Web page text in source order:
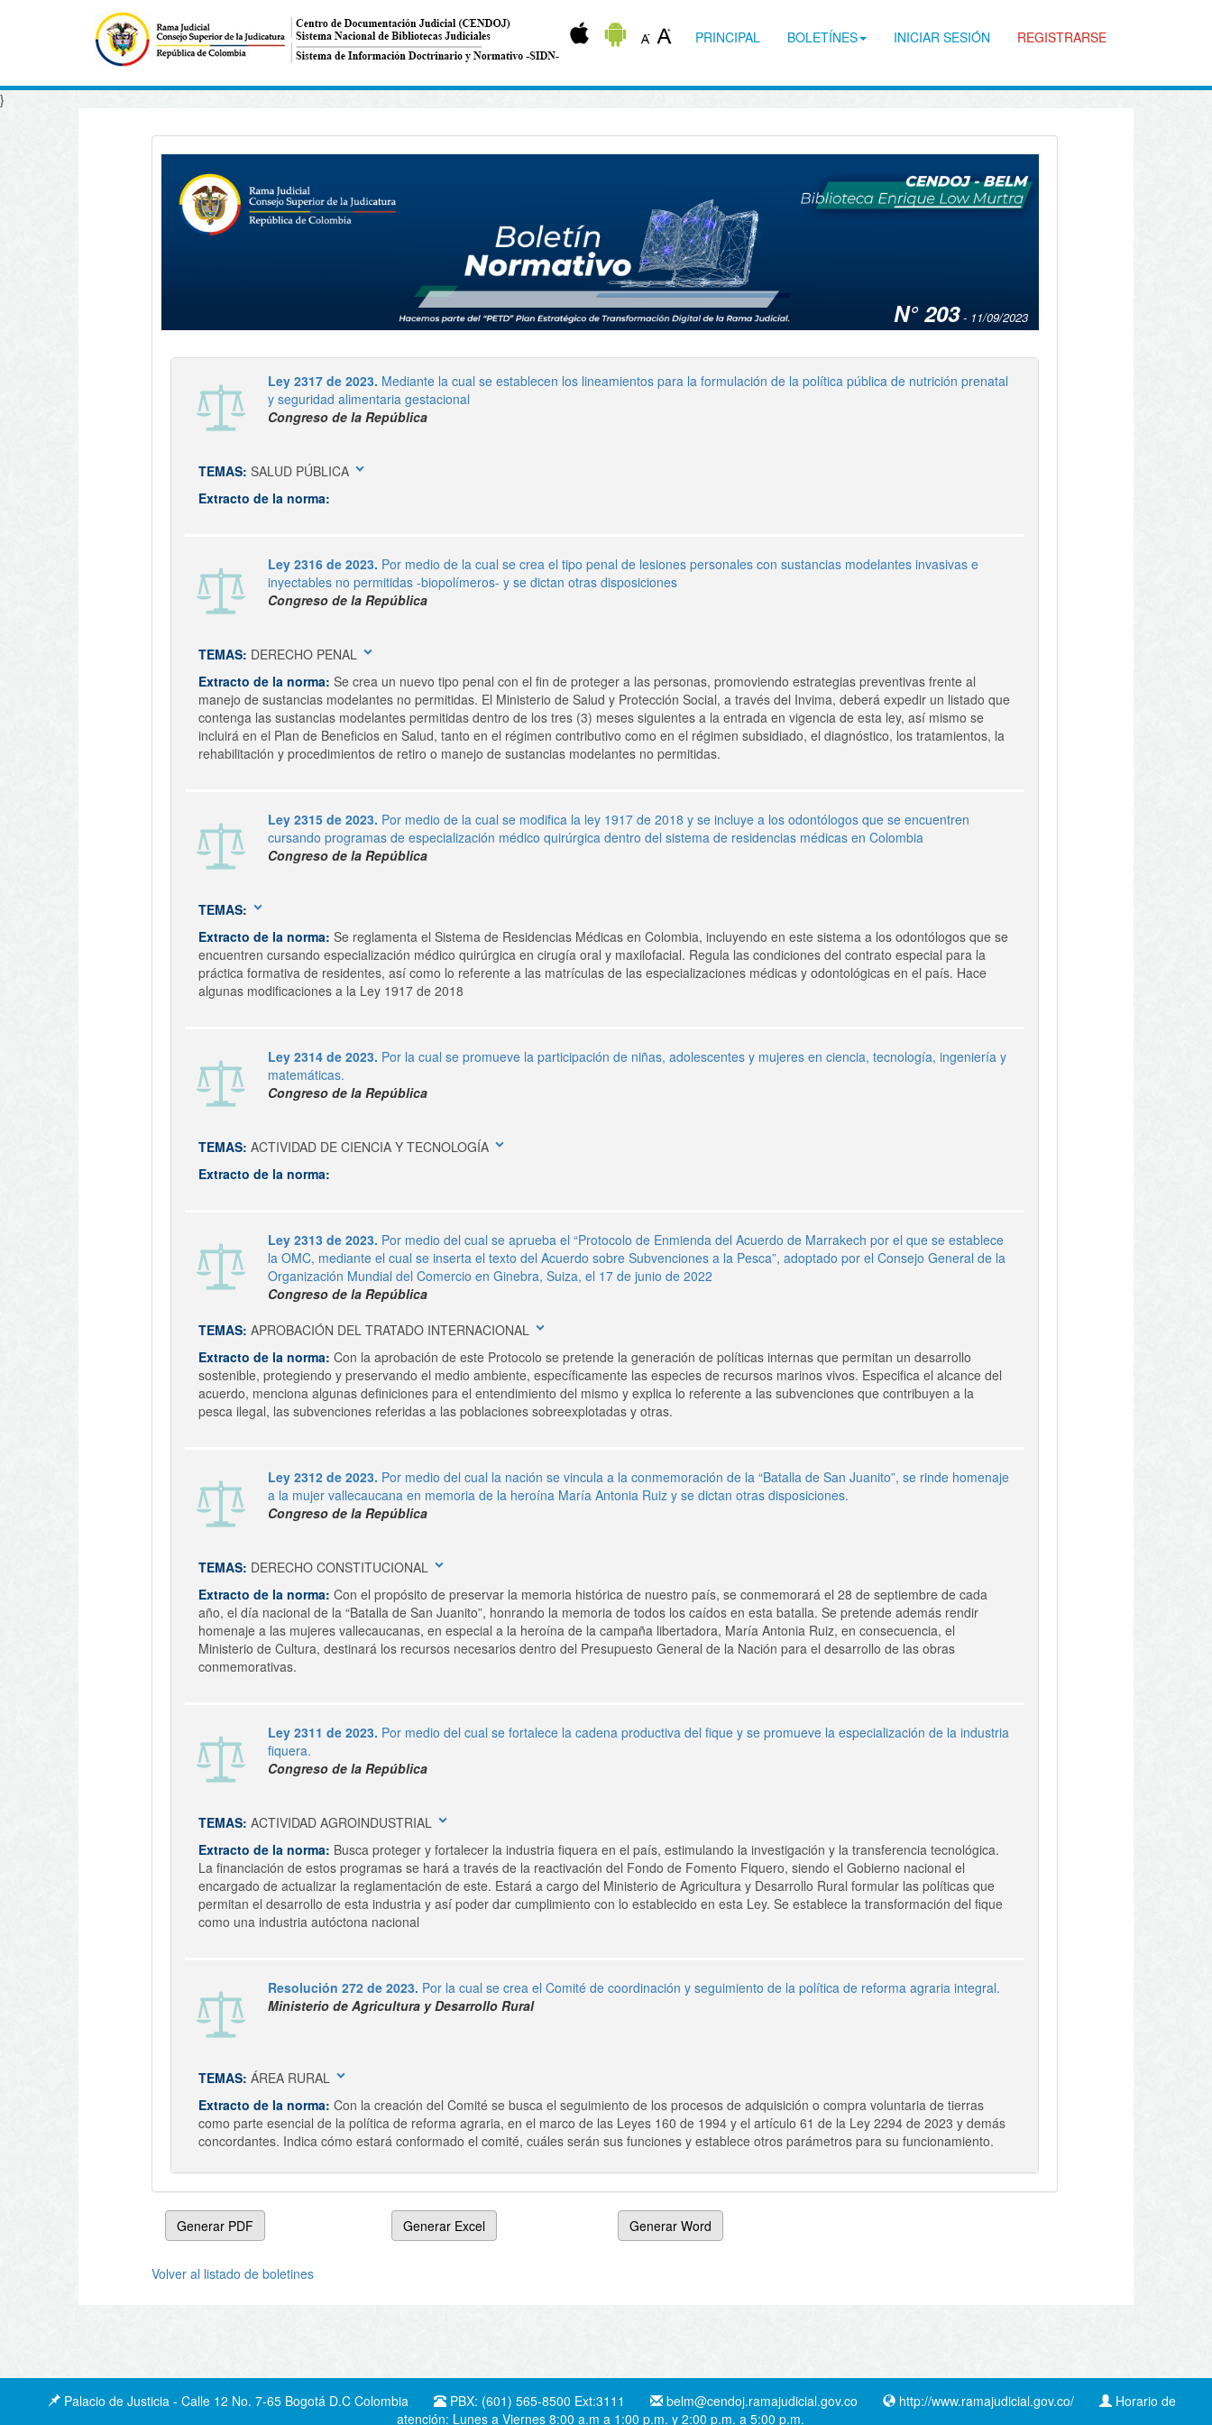
PRINCIPAL BOLETÍNES INICIAR SESIÓN REGISTRARSE
}
N° 203- 11/09/2023
Ley 2317 de 2023. Mediante la cual se establecen los lineamientos para la formulación de la política pública de nutrición prenatal
y seguridad alimentaria gestacional
Congreso de la República
TEMAS: SALUD PÚBLICA expand_more
Extracto de la norma:
Ley 2316 de 2023. Por medio de la cual se crea el tipo penal de lesiones personales con sustancias modelantes invasivas e
inyectables no permitidas -biopolímeros- y se dictan otras disposiciones
Congreso de la República
TEMAS: DERECHO PENAL expand_more
Extracto de la norma: Se crea un nuevo tipo penal con el fin de proteger a las personas, promoviendo estrategias preventivas frente al
manejo de sustancias modelantes no permitidas. El Ministerio de Salud y Protección Social, a través del Invima, deberá expedir un listado que
contenga las sustancias modelantes permitidas dentro de los tres (3) meses siguientes a la entrada en vigencia de esta ley, así mismo se
incluirá en el Plan de Beneficios en Salud, tanto en el régimen contributivo como en el régimen subsidiado, el diagnóstico, los tratamientos, la
rehabilitación y procedimientos de retiro o manejo de sustancias modelantes no permitidas.
Ley 2315 de 2023. Por medio de la cual se modifica la ley 1917 de 2018 y se incluye a los odontólogos que se encuentren
cursando programas de especialización médico quirúrgica dentro del sistema de residencias médicas en Colombia
Congreso de la República
TEMAS: expand_more
Extracto de la norma: Se reglamenta el Sistema de Residencias Médicas en Colombia, incluyendo en este sistema a los odontólogos que se
encuentren cursando especialización médico quirúrgica en cirugía oral y maxilofacial. Regula las condiciones del contrato especial para la
práctica formativa de residentes, así como lo referente a las matrículas de las especializaciones médicas y odontológicas en el país. Hace
algunas modificaciones a la Ley 1917 de 2018
Ley 2314 de 2023. Por la cual se promueve la participación de niñas, adolescentes y mujeres en ciencia, tecnología, ingeniería y
matemáticas.
Congreso de la República
TEMAS: ACTIVIDAD DE CIENCIA Y TECNOLOGÍA expand_more
Extracto de la norma:
Ley 2313 de 2023. Por medio del cual se aprueba el “Protocolo de Enmienda del Acuerdo de Marrakech por el que se establece
la OMC, mediante el cual se inserta el texto del Acuerdo sobre Subvenciones a la Pesca”, adoptado por el Consejo General de la
Organización Mundial del Comercio en Ginebra, Suiza, el 17 de junio de 2022
Congreso de la República
TEMAS: APROBACIÓN DEL TRATADO INTERNACIONAL expand_more
Extracto de la norma: Con la aprobación de este Protocolo se pretende la generación de políticas internas que permitan un desarrollo
sostenible, protegiendo y preservando el medio ambiente, específicamente las especies de recursos marinos vivos. Especifica el alcance del
acuerdo, menciona algunas definiciones para el entendimiento del mismo y explica lo referente a las subvenciones que contribuyen a la
pesca ilegal, las subvenciones referidas a las poblaciones sobreexplotadas y otras.
Ley 2312 de 2023. Por medio del cual la nación se vincula a la conmemoración de la “Batalla de San Juanito”, se rinde homenaje
a la mujer vallecaucana en memoria de la heroína María Antonia Ruiz y se dictan otras disposiciones.
Congreso de la República
TEMAS: DERECHO CONSTITUCIONAL expand_more
Extracto de la norma: Con el propósito de preservar la memoria histórica de nuestro país, se conmemorará el 28 de septiembre de cada
año, el día nacional de la “Batalla de San Juanito”, honrando la memoria de todos los caídos en esta batalla. Se pretende además rendir
homenaje a las mujeres vallecaucanas, en especial a la heroína de la campaña libertadora, María Antonia Ruiz, en consecuencia, el
Ministerio de Cultura, destinará los recursos necesarios dentro del Presupuesto General de la Nación para el desarrollo de las obras
conmemorativas.
Ley 2311 de 2023. Por medio del cual se fortalece la cadena productiva del fique y se promueve la especialización de la industria
fiquera.
Congreso de la República
TEMAS: ACTIVIDAD AGROINDUSTRIAL expand_more
Extracto de la norma: Busca proteger y fortalecer la industria fiquera en el país, estimulando la investigación y la transferencia tecnológica.
La financiación de estos programas se hará a través de la reactivación del Fondo de Fomento Fiquero, siendo el Gobierno nacional el
encargado de actualizar la reglamentación de este. Estará a cargo del Ministerio de Agricultura y Desarrollo Rural formular las políticas que
permitan el desarrollo de esta industria y así poder dar cumplimiento con lo establecido en esta Ley. Se establece la transformación del fique
como una industria autóctona nacional
Resolución 272 de 2023. Por la cual se crea el Comité de coordinación y seguimiento de la política de reforma agraria integral.
Ministerio de Agricultura y Desarrollo Rural
TEMAS: ÁREA RURAL expand_more
Extracto de la norma: Con la creación del Comité se busca el seguimiento de los procesos de adquisición o compra voluntaria de tierras
como parte esencial de la política de reforma agraria, en el marco de las Leyes 160 de 1994 y el artículo 61 de la Ley 2294 de 2023 y demás
concordantes. Indica cómo estará conformado el comité, cuáles serán sus funciones y establece otros parámetros para su funcionamiento.
Generar PDF Generar Excel Generar Word
Volver al listado de boletines
Palacio de Justicia - Calle 12 No. 7-65 Bogotá D.C Colombia PBX: (601) 565-8500 Ext:3111 belm@cendoj.ramajudicial.gov.co http://www.ramajudicial.gov.co/
Horario de
atención: Lunes a Viernes 8:00 a.m a 1:00 p.m. y 2:00 p.m. a 5:00 p.m.